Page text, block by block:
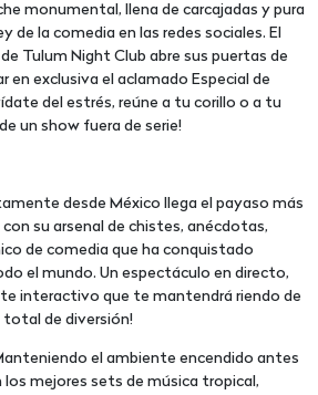
monumental, llena de carcajadas y pura
de la comedia en las redes sociales. El
Tulum Night Club abre sus puertas de
en exclusiva el aclamado Especial de
del estrés, reúne a tu corillo o a tu
un show fuera de serie!
desde México llega el payaso más
su arsenal de chistes, anécdotas,
de comedia que ha conquistado
el mundo. Un espectáculo en directo,
interactivo que te mantendrá riendo de
total de diversión!
el ambiente encendido antes
los mejores sets de música tropical,